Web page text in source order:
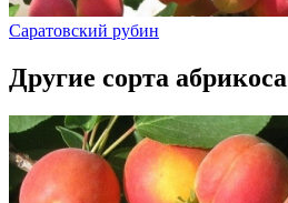
Саратовский рубин
Другие сорта абрикоса